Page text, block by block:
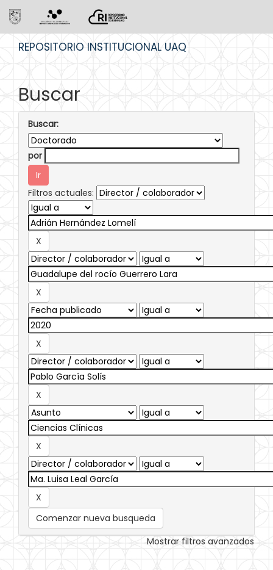
REPOSITORIO INSTITUCIONAL UAQ
Buscar
Buscar:
por
Filtros actuales:
Comenzar nueva busqueda
Mostrar filtros avanzados